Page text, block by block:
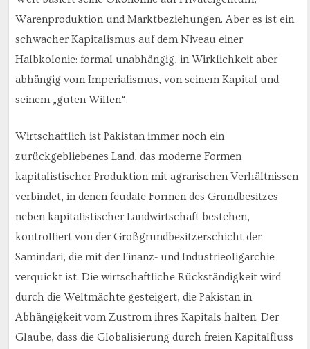
Warenproduktion und Marktbeziehungen. Aber es ist ein
schwacher Kapitalismus auf dem Niveau einer
Halbkolonie: formal unabhängig, in Wirklichkeit aber
abhängig vom Imperialismus, von seinem Kapital und
seinem „guten Willen“.
Wirtschaftlich ist Pakistan immer noch ein
zurückgebliebenes Land, das moderne Formen
kapitalistischer Produktion mit agrarischen Verhältnissen
verbindet, in denen feudale Formen des Grundbesitzes
neben kapitalistischer Landwirtschaft bestehen,
kontrolliert von der Großgrundbesitzerschicht der
Samindari, die mit der Finanz- und Industrieoligarchie
verquickt ist. Die wirtschaftliche Rückständigkeit wird
durch die Weltmächte gesteigert, die Pakistan in
Abhängigkeit vom Zustrom ihres Kapitals halten. Der
Glaube, dass die Globalisierung durch freien Kapitalfluss